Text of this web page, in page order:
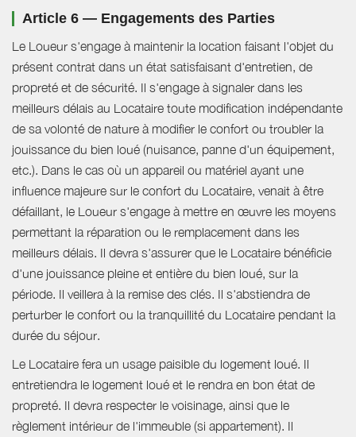
Article 6 — Engagements des Parties
Le Loueur s'engage à maintenir la location faisant l'objet du
présent contrat dans un état satisfaisant d'entretien, de
propreté et de sécurité. Il s'engage à signaler dans les
meilleurs délais au Locataire toute modification indépendante
de sa volonté de nature à modifier le confort ou troubler la
jouissance du bien loué (nuisance, panne d'un équipement,
etc.). Dans le cas où un appareil ou matériel ayant une
influence majeure sur le confort du Locataire, venait à être
défaillant, le Loueur s'engage à mettre en œuvre les moyens
permettant la réparation ou le remplacement dans les
meilleurs délais. Il devra s'assurer que le Locataire bénéficie
d'une jouissance pleine et entière du bien loué, sur la
période. Il veillera à la remise des clés. Il s'abstiendra de
perturber le confort ou la tranquillité du Locataire pendant la
durée du séjour.
Le Locataire fera un usage paisible du logement loué. Il
entretiendra le logement loué et le rendra en bon état de
propreté. Il devra respecter le voisinage, ainsi que le
règlement intérieur de l'immeuble (si appartement). Il